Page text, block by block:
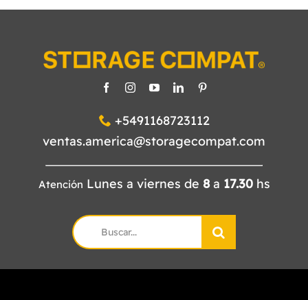
+5491168723112
ventas.america@storagecompat.com
Atención Lunes a viernes de 8a 17.30hs
Search
for: